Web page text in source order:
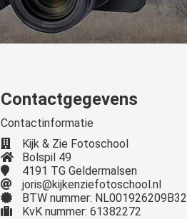
Contactgegevens
Contactinformatie
Kijk & Zie Fotoschool
Bolspil 49
4191 TG Geldermalsen
joris@kijkenziefotoschool.nl
BTW nummer: NL001926209B32
KvK nummer: 61382272